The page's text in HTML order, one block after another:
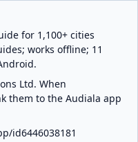
for 1,100+ cities
works offline; 11
Ltd. When
them to the Audiala app
id6446038181